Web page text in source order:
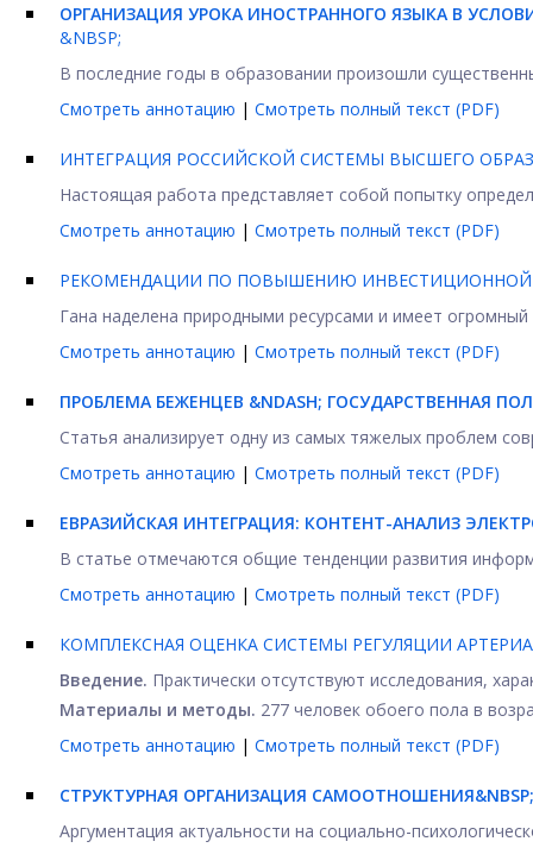
ОРГАНИЗАЦИЯ УРОКА ИНОСТРАННОГО ЯЗЫКА В
&NBSP;
В последние годы в образовании произошли
Смотреть аннотацию | Смотреть полный текст (PDF)
ИНТЕГРАЦИЯ РОССИЙСКОЙ СИСТЕМЫ ВЫСШЕГО
Настоящая работа представляет собой попытку
Смотреть аннотацию | Смотреть полный текст (PDF)
РЕКОМЕНДАЦИИ ПО ПОВЫШЕНИЮ ИНВЕСТИЦИОННОЙ
Гана наделена природными ресурсами и имеет
Смотреть аннотацию | Смотреть полный текст (PDF)
ПРОБЛЕМА БЕЖЕНЦЕВ &NDASH; ГОСУДАРСТВЕННАЯ
Статья анализирует одну из самых тяжелых проблем
Смотреть аннотацию | Смотреть полный текст (PDF)
ЕВРАЗИЙСКАЯ ИНТЕГРАЦИЯ: КОНТЕНТ-АНАЛИЗ
В статье отмечаются общие тенденции развития
Смотреть аннотацию | Смотреть полный текст (PDF)
КОМПЛЕКСНАЯ ОЦЕНКА СИСТЕМЫ РЕГУЛЯЦИИ
Введение. Практически отсутствуют исследования,
Материалы и методы. 277 человек обоего пола в
Смотреть аннотацию | Смотреть полный текст (PDF)
СТРУКТУРНАЯ ОРГАНИЗАЦИЯ САМООТНОШЕНИЯ&NBSP;
Аргументация актуальности на социально-